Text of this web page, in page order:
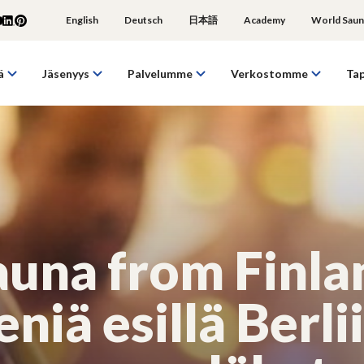
English Deutsch 日本語 Academy World
Jäsenyys Palvelumme Verkostomme
from
esillä